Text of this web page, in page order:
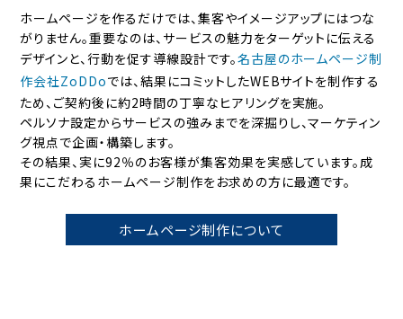
ホームページを作るだけでは、集客やイメージアップにはつな
がりません。重要なのは、サービスの魅力をターゲットに伝える
デザインと、行動を促す導線設計です。名古屋のホームページ制
作会社ZoDDoでは、結果にコミットしたWEBサイトを制作する
ため、ご契約後に約2時間の丁寧なヒアリングを実施。
ペルソナ設定からサービスの強みまでを深掘りし、マーケティン
グ視点で企画・構築します。
その結果、実に92％のお客様が集客効果を実感しています。成
果にこだわるホームページ制作をお求めの方に最適です。
ホームページ制作について